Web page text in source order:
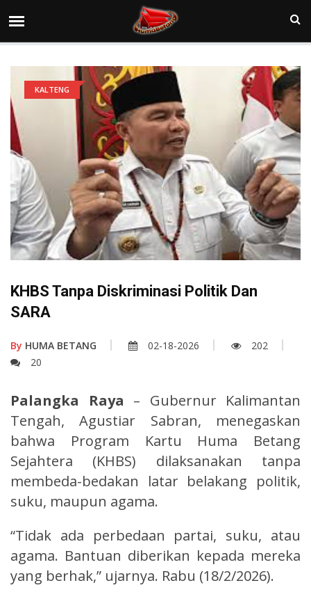
KALTENG
KHBS Tanpa Diskriminasi Politik Dan
SARA
By HUMA BETANG 02-18-2026
202
20
Palangka Raya – Gubernur Kalimantan
Tengah, Agustiar Sabran, menegaskan
bahwa Program Kartu Huma Betang
Sejahtera (KHBS) dilaksanakan tanpa
membeda-bedakan latar belakang politik,
suku, maupun agama.
“Tidak ada perbedaan partai, suku, atau
agama. Bantuan diberikan kepada mereka
yang berhak,” ujarnya. Rabu (18/2/2026).